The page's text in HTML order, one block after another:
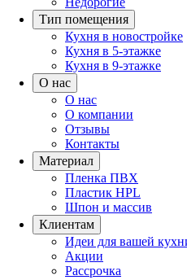
Тип помещения
Кухня в новостройке
Кухня в 5-этажке
Кухня в 9-этажке
О нас
О нас
О компании
Отзывы
Контакты
Материал
Пленка ПВХ
Пластик HPL
Шпон и массив
Клиентам
Идеи для вашей
Акции
Рассрочка